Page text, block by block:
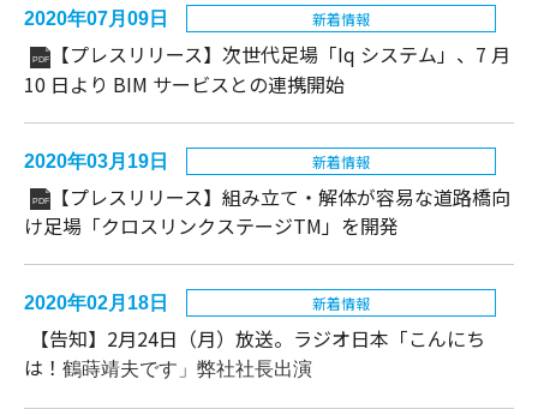
2020年07月09日 新着情報
PDF
【プレスリリース】次世代足場「Iq システム」、7 月
10 日より BIM サービスとの連携開始
2020年03月19日 新着情報
PDF
【プレスリリース】組み立て・解体が容易な道路橋向
け足場「クロスリンクステージTM」を開発
2020年02月18日 新着情報
【告知】2月24日（月）放送。ラジオ日本「こんにち
は！ 鶴蒔靖夫です」弊社社長出演